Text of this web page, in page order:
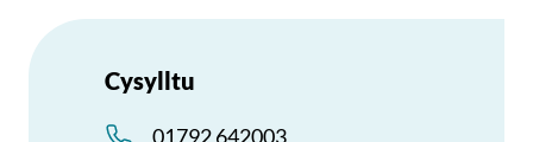
Cysylltu
01792 642003